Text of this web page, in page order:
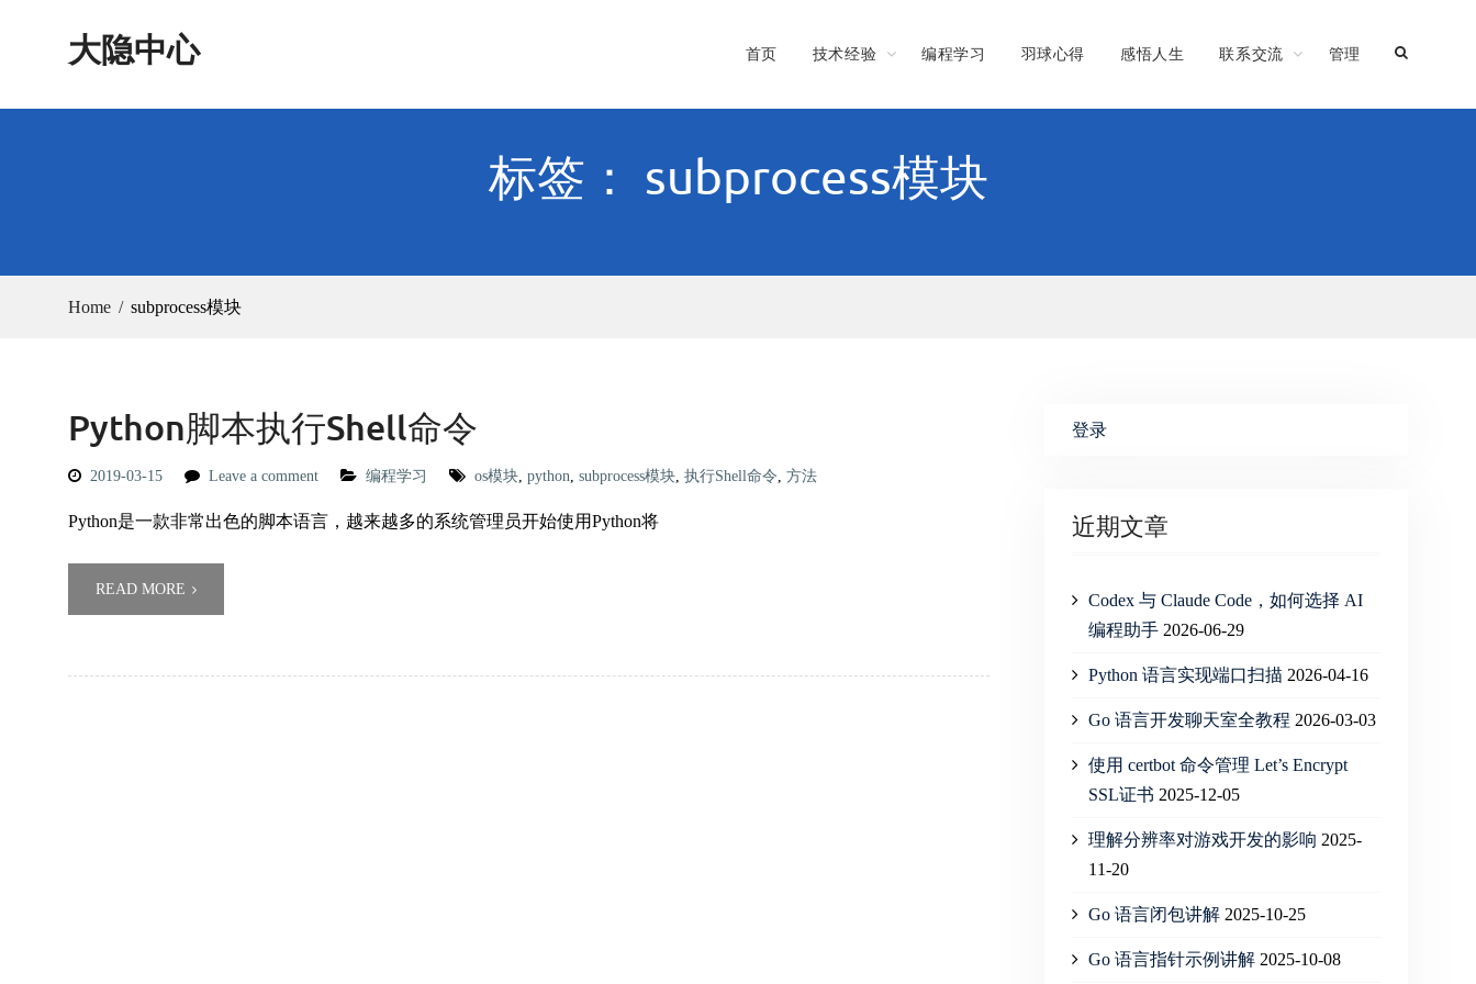
大隐中心 首页 技术经验 编程学习 羽球心得 感悟人生 联系交流 管理
标签： subprocess模块
Home subprocess模块
Python脚本执行Shell命令
2019-03-15 Leave a comment 编程学习 os模块, python, subprocess模块, 执行Shell命令, 方法
Python是一款非常出色的脚本语言，越来越多的系统管理员开始使用Python将
READ MORE
登录
近期文章
Codex 与 Claude Code，如何选择 AI
编程助手 2026-06-29
Python 语言实现端口扫描 2026-04-16
Go 语言开发聊天室全教程 2026-03-03
使用 certbot 命令管理 Let’s Encrypt
SSL证书 2025-12-05
理解分辨率对游戏开发的影响 2025-
11-20
Go 语言闭包讲解 2025-10-25
Go 语言指针示例讲解 2025-10-08